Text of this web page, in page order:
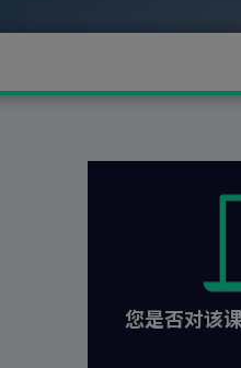
您是否对该